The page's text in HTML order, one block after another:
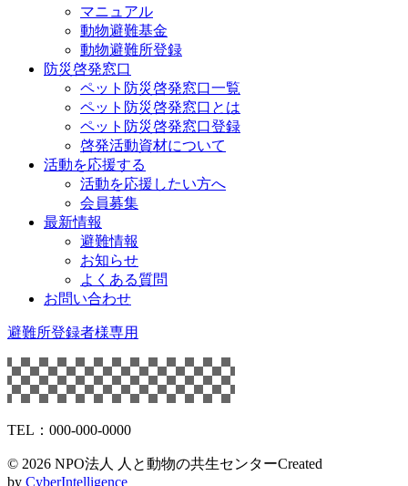
マニュアル
動物避難基金
動物避難所登録
防災啓発窓口
ペット防災啓発窓口一覧
ペット防災啓発窓口とは
ペット防災啓発窓口登録
啓発活動資材について
活動を応援する
活動を応援したい方へ
会員募集
最新情報
避難情報
お知らせ
よくある質問
お問い合わせ
避難所登録者様専用
TEL：000-000-0000
© 2026 NPO法人 人と動物の共生センターCreated
by CyberIntelligence